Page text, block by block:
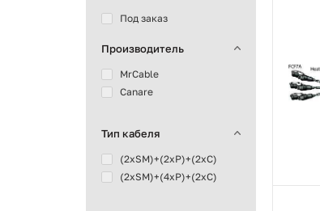
Под заказ
Производитель
MrCable
Canare
Тип кабеля
(2хSM)+(2xP)+(2xC)
(2хSM)+(4xP)+(2xC)